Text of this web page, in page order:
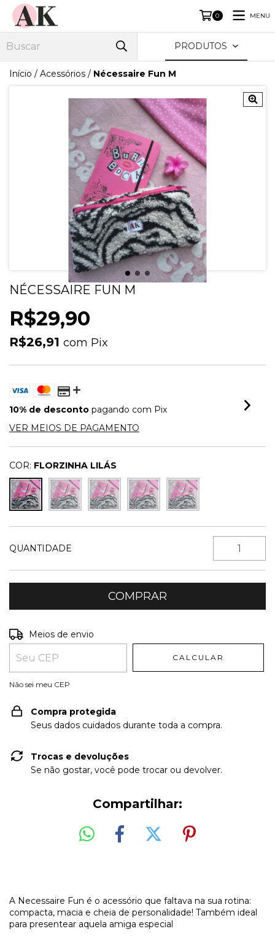
0 MENU
PRODUTOS
Início / Acessórios / Nécessaire Fun M
NÉCESSAIRE FUN M
R$29,90
R$26,91 com Pix
10% de desconto pagando com Pix
VER MEIOS DE PAGAMENTO
COR: FLORZINHA LILÁS
QUANTIDADE
Entregas para o CEP:
Meios de envio
CALCULAR
Não sei meu CEP
Compra protegida
Seus dados cuidados durante toda a compra.
Trocas e devoluções
Se não gostar, você pode trocar ou devolver.
Compartilhar:
A Necessaire Fun é o acessório que faltava na sua rotina:
compacta, macia e cheia de personalidade! Também ideal
para presentear aquela amiga especial